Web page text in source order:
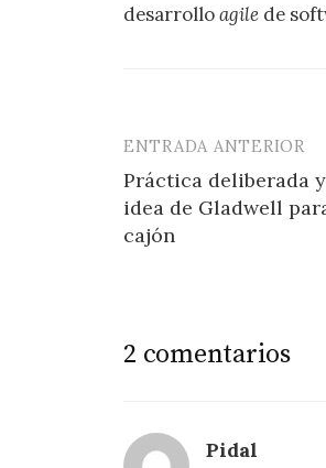
desarrolloagile de
Navegación
de
entradas
ENTRADA ANTERIOR
Práctica deliberada
idea de Gladwell
cajón
2 comentarios
Pidal